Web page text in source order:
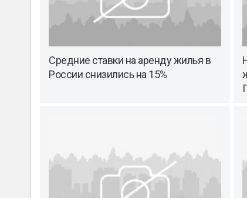
Средние ставки на аренду жилья в
России снизились на 15%